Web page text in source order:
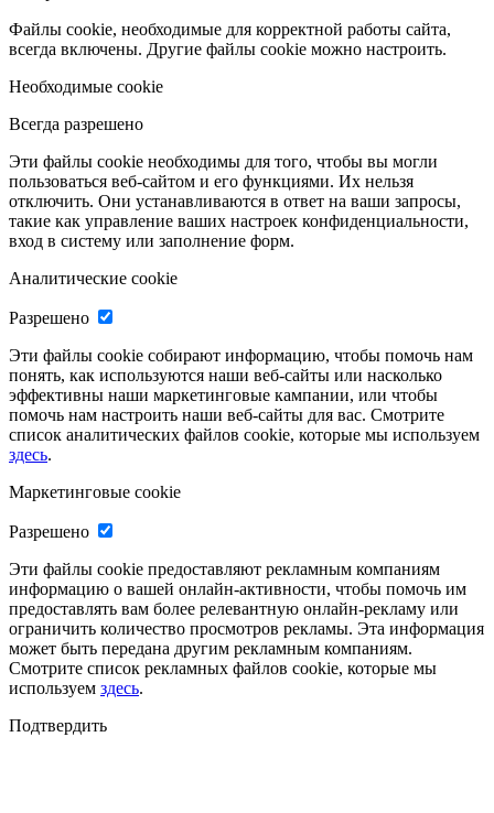
Файлы cookie, необходимые для корректной работы сайта,
всегда включены. Другие файлы cookie можно настроить.
Необходимые cookie
Всегда разрешено
Эти файлы cookie необходимы для того, чтобы вы могли
пользоваться веб-сайтом и его функциями. Их нельзя
отключить. Они устанавливаются в ответ на ваши запросы,
такие как управление ваших настроек конфиденциальности,
вход в систему или заполнение форм.
Аналитические cookie
Разрешено
Эти файлы cookie собирают информацию, чтобы помочь нам
понять, как используются наши веб-сайты или насколько
эффективны наши маркетинговые кампании, или чтобы
помочь нам настроить наши веб-сайты для вас. Смотрите
список аналитических файлов cookie, которые мы используем
здесь.
Маркетинговые cookie
Разрешено
Эти файлы cookie предоставляют рекламным компаниям
информацию о вашей онлайн-активности, чтобы помочь им
предоставлять вам более релевантную онлайн-рекламу или
ограничить количество просмотров рекламы. Эта информация
может быть передана другим рекламным компаниям.
Смотрите список рекламных файлов cookie, которые мы
используем здесь.
Подтвердить